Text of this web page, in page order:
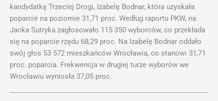
kandydatkę Trzeciej Drogi, Izabelę Bodnar, która uzyskała
poparcie na poziomie 31,71 proc. Według raportu PKW, na
Jacka Sutryka zagłosowało 115 350 wyborców, co przekłada
się na poparcie rzędu 68,29 proc. Na Izabelę Bodnar oddało
swój głos 53 572 mieszkańców Wrocławia, co stanowi 31,71
proc. poparcia. Frekwencja w drugiej turze wyborów we
Wrocławiu wyniosła 37,05 proc.